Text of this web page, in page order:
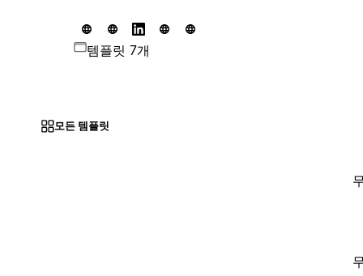
템플릿 7개
모든 템플릿